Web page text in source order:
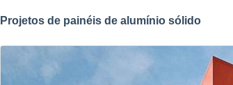
Projetos de painéis de alumínio sólido